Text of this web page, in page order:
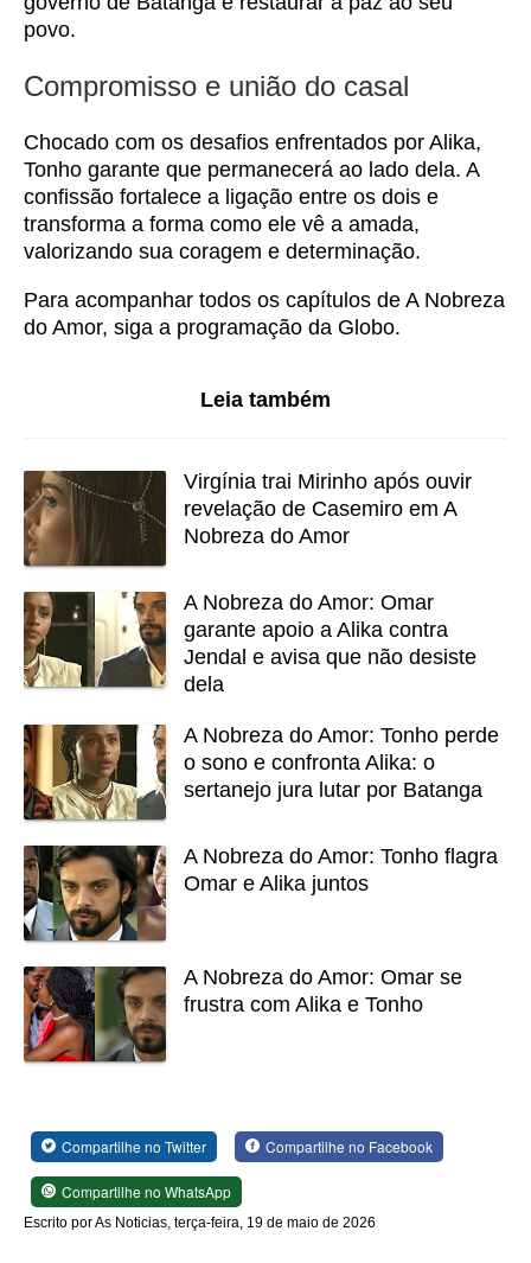
povo.
Compromisso e união do casal
Chocado com os desafios enfrentados por Alika,
Tonho garante que permanecerá ao lado dela. A
confissão fortalece a ligação entre os dois e
transforma a forma como ele vê a amada,
valorizando sua coragem e determinação.
Para acompanhar todos os capítulos de A Nobreza
do Amor, siga a programação da Globo.
Leia também
Virgínia trai Mirinho após ouvir
revelação de Casemiro em A
Nobreza do Amor
A Nobreza do Amor: Omar
garante apoio a Alika contra
Jendal e avisa que não desiste
dela
A Nobreza do Amor: Tonho perde
o sono e confronta Alika: o
sertanejo jura lutar por Batanga
A Nobreza do Amor: Tonho flagra
Omar e Alika juntos
A Nobreza do Amor: Omar se
frustra com Alika e Tonho
Compartilhe no Twitter Compartilhe no Facebook
Compartilhe no WhatsApp
Escrito por As Noticias, terça-feira, 19 de maio de 2026